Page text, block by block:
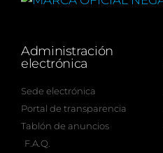
Administración
electrónica
Sede electrónica
Portal de transparencia
Tablón de anuncios
F.A.Q.